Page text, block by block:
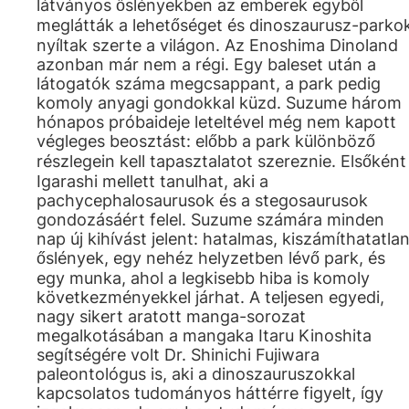
látványos őslényekben az emberek egyből
meglátták a lehetőséget és dinoszaurusz-
nyíltak szerte a világon. Az Enoshima Dinoland
azonban már nem a régi. Egy baleset után a
látogatók száma megcsappant, a park pedig
komoly anyagi gondokkal küzd. Suzume három
hónapos próbaideje leteltével még nem kapott
végleges beosztást: előbb a park különböző
részlegein kell tapasztalatot szereznie. Elsőként
Igarashi mellett tanulhat, aki a
pachycephalosaurusok és a stegosaurusok
gondozásáért felel. Suzume számára minden
nap új kihívást jelent: hatalmas, kiszámíthatatlan
őslények, egy nehéz helyzetben lévő park, és
egy munka, ahol a legkisebb hiba is komoly
következményekkel járhat. A teljesen egyedi,
nagy sikert aratott manga-sorozat
megalkotásában a mangaka Itaru Kinoshita
segítségére volt Dr. Shinichi Fujiwara
paleontológus is, aki a dinoszauruszokkal
kapcsolatos tudományos háttérre figyelt, így